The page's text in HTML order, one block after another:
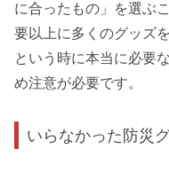
に合ったもの」を選ぶ
要以上に多くのグッズ
という時に本当に必要
め注意が必要です。
いらなかった防災